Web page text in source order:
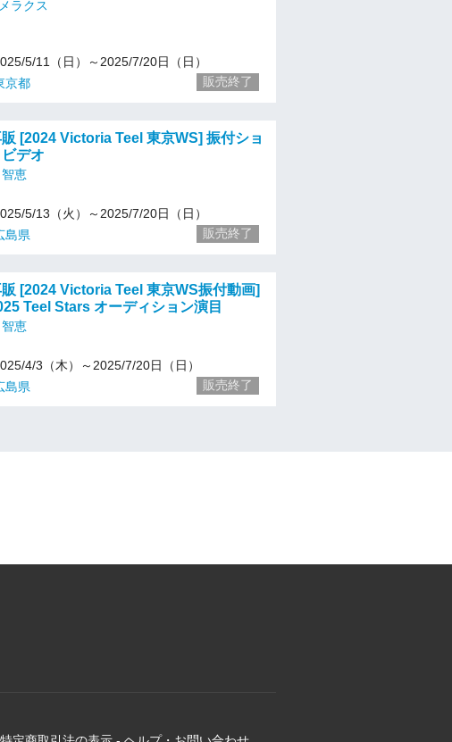
ラクス
5/11（日）～2025/7/20日（日）
京都
販売終了
[2024 Victoria Teel 東京WS] 振付ショ
デオ
恵
5/13（火）～2025/7/20日（日）
島県
販売終了
[2024 Victoria Teel 東京WS振付動画]
Teel Stars オーディション演目
恵
4/3（木）～2025/7/20日（日）
島県
販売終了